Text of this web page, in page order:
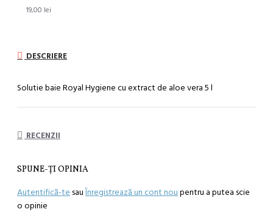
19,00 lei
DESCRIERE
Solutie baie Royal Hygiene cu extract de aloe vera 5 l
RECENZII
SPUNE-ŢI OPINIA
Autentifică-te sauÎnregistrează un cont nou pentru a putea scie
o opinie